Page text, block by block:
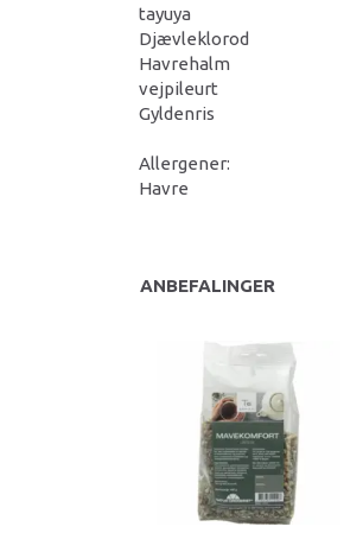
tayuya
Djævleklorod
Havrehalm
vejpileurt
Gyldenris
Allergener:
Havre
ANBEFALINGER